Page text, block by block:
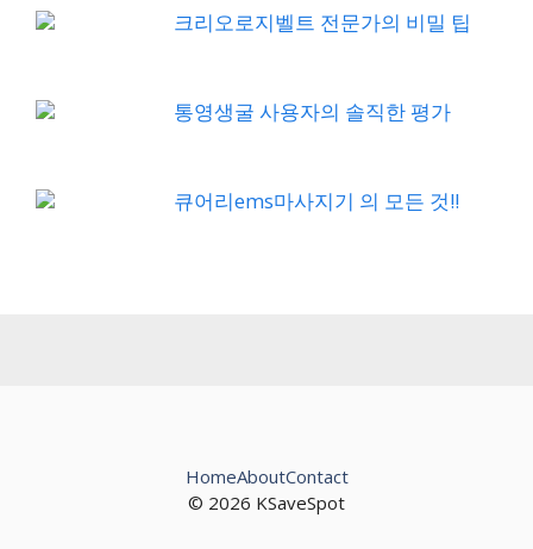
크리오로지벨트 전문가의 비밀 팁
통영생굴 사용자의 솔직한 평가
큐어리ems마사지기 의 모든 것!!
© 2026 KSaveSpot
HomeAboutContact